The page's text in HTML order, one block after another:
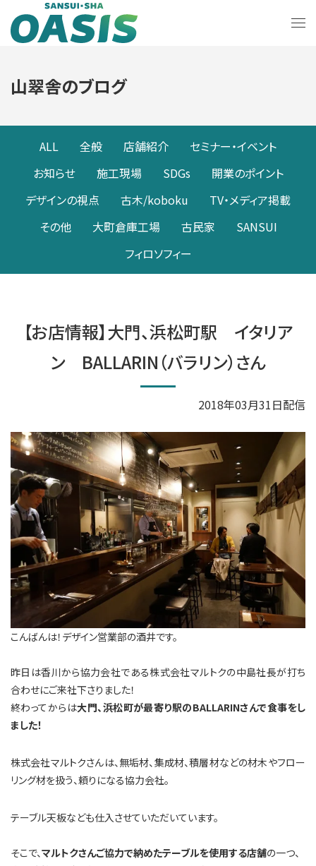
山翠舎のブログ
ALL 全般 店舗紹介
セミナー・イベント
お知らせ
施工現場 SDGs
開業のポイント
デザインの視点
古木/koboku
TV・メディア掲載
その他
大町倉庫工場 古民家
SANSUI
フィロソフィー
【お店情報】大門、浜松町駅 イタリア
ン BALLARIN（バラリン）さん
2018年03月31日配信
こんばんは！デザイン営業部の酒井です。
昨日は香川から協力会社である株式会社マルトクの中島社長が打ち
合わせにご来社下さりました！
終わってからは大門、浜松町が最寄り駅のBALLARINさんで食事をし
ました！
株式会社マルトクさんは、無垢材、集成材、積層材などの材木やフロー
リング材を扱う、頼りになる協力会社。
テーブル天板なども仕入させていただいています。
そこで、マルトクさんご協力で納めたテーブルを使用する店舗の一つ、